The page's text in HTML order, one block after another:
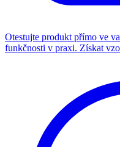
Otestujte produkt přímo ve
funkčnosti v praxi. Získat